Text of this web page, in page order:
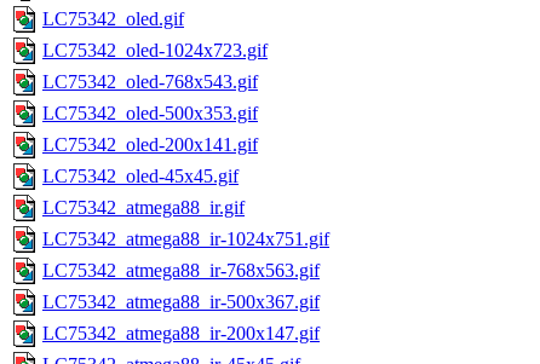
LC75342_oled.gif
LC75342_oled-1024x723.gif
LC75342_oled-768x543.gif
LC75342_oled-500x353.gif
LC75342_oled-200x141.gif
LC75342_oled-45x45.gif
LC75342_atmega88_ir.gif
LC75342_atmega88_ir-1024x751.gif
LC75342_atmega88_ir-768x563.gif
LC75342_atmega88_ir-500x367.gif
LC75342_atmega88_ir-200x147.gif